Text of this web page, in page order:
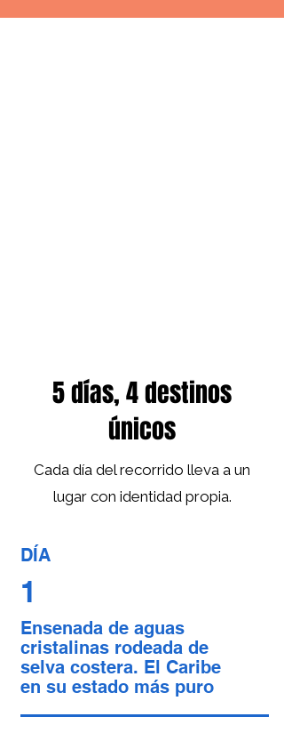
5 días, 4 destinos
únicos
Cada día del recorrido lleva a un
lugar con identidad propia.
DÍA
1
Ensenada de aguas
cristalinas rodeada de
selva costera. El Caribe
en su estado más puro